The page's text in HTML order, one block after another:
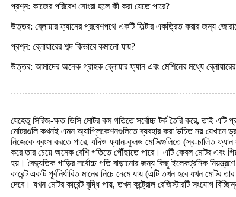
প্রশ্ন: কাজের পরিবেশ নোংরা হলে কী করা যেতে পারে?
উত্তর: ব্লোয়ার ফ্যানের প্রবেশপথে একটি ফিল্টার একত্রিত করার জন্য
প্রশ্ন: ব্লোয়ারের শব্দ কিভাবে কমানো যায়?
উত্তর: আমাদের অনেক গ্রাহক ব্লোয়ার ফ্যান এবং মেশিনের মধ্যে
যেহেতু সিরিজ-ক্ষত ডিসি মোটর কম গতিতে সর্বোচ্চ টর্ক তৈরি করে, তাই
মোটরগুলি কখনই এমন অ্যাপ্লিকেশনগুলিতে ব্যবহার করা উচিত নয় যেখানে
নিজেকে ধ্বংস করতে পারে, যদিও ফ্যান-কুলড মোটরগুলিতে (স্ব-চালিত
করে তার চেয়ে অনেক বেশি গতিতে পৌঁছাতে পারে। এটি কেবল মোটর এবং
হয়। বৈদ্যুতিক গাড়ির সর্বোচ্চ গতি বাড়ানোর জন্য কিছু ইলেকট্রনিক
কারেন্ট একটি পূর্বনির্ধারিত মানের নিচে নেমে যায় (এটি তখন হবে যখন মোটর
দেবে। যখন মোটর কারেন্ট বৃদ্ধি পায়, তখন কন্ট্রোল রেজিস্টারটি সংযোগ